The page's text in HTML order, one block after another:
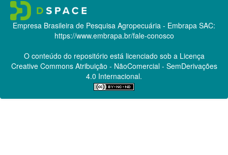
Empresa Brasileira de Pesquisa Agropecuária - Embrapa SAC:
https://www.embrapa.br/fale-conosco
O conteúdo do repositório está licenciado sob a Licença
Creative CommonsAtribuição - NãoComercial - SemDerivações
4.0 Internacional.